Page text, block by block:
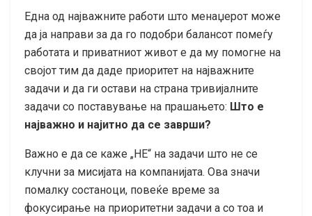
Една од најважните работи што менаџерот може
да ја направи за да го подобри балансот помеѓу
работата и приватниот живот е да му помогне на
својот тим да даде приоритет на најважните
задачи и да ги остави на страна тривијалните
задачи со поставување на прашањето: Што е
најважно и најитно да се заврши?
Важно е да се каже „НЕ“ на задачи што не се
клучни за мисијата на компанијата. Ова значи
помалку состаноци, повеќе време за
фокусирање на приоритетни задачи а со тоа и